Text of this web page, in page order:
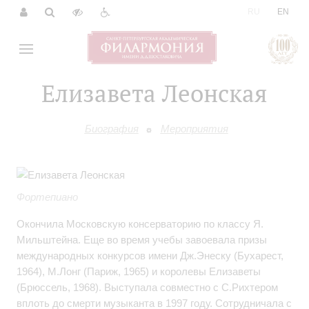
EN
Елизавета Леонская
Биография Мероприятия
Фортепиано
Окончила Московскую консерваторию по классу Я.
Мильштейна. Еще во время учебы завоевала призы
международных конкурсов имени Дж.Энеску (Бухарест,
1964), М.Лонг (Париж, 1965) и королевы Елизаветы
(Брюссель, 1968). Выступала совместно с С.Рихтером
вплоть до смерти музыканта в 1997 году. Сотрудничала с